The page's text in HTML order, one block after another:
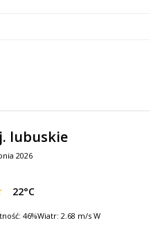
lubuskie
2026
22°C
46%Wiatr: 2.68 m/s W